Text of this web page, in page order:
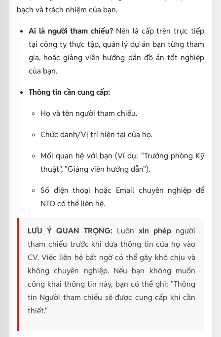
bạch và trách nhiệm của bạn.
Ai là người tham chiếu? Nên là cấp trên trực tiếp
tại công ty thực tập, quản lý dự án bạn từng tham
gia, hoặc giảng viên hướng dẫn đồ án tốt nghiệp
của bạn.
Thông tin cần cung cấp:
Họ và tên người tham chiếu.
Chức danh/Vị trí hiện tại của họ.
Mối quan hệ với bạn (Ví dụ: "Trưởng phòng Kỹ
thuật", "Giảng viên hướng dẫn").
Số điện thoại hoặc Email chuyên nghiệp để
NTD có thể liên hệ.
LƯU Ý QUAN TRỌNG: Luônxin phép người
tham chiếu trước khi đưa thông tin của họ vào
CV. Việc liên hệ bất ngờ có thể gây khó chịu và
không chuyên nghiệp. Nếu bạn không muốn
công khai thông tin này, bạn có thể ghi: "Thông
tin Người tham chiếu sẽ được cung cấp khi cần
thiết."